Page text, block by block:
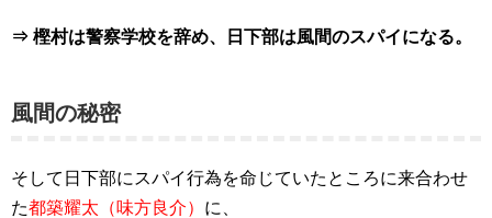
⇒ 樫村は警察学校を辞め、日下部は風間のスパイになる。
風間の秘密
そして日下部にスパイ行為を命じていたところに来合わせ
た都築耀太（味方良介） に、